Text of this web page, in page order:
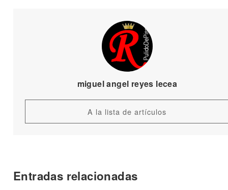
miguel angel reyes lecea
A la lista de artículos
Entradas relacionadas